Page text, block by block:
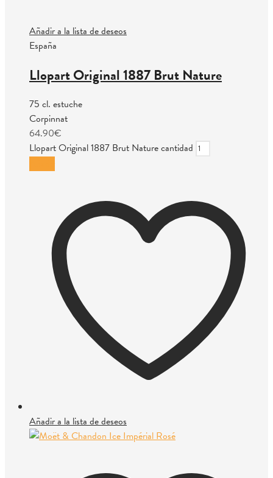
Añadir a la lista de deseos
España
Llopart Original 1887 Brut Nature
75 cl. estuche
Corpinnat
64.90€
Llopart Original 1887 Brut Nature cantidad
Añadir a la lista de deseos